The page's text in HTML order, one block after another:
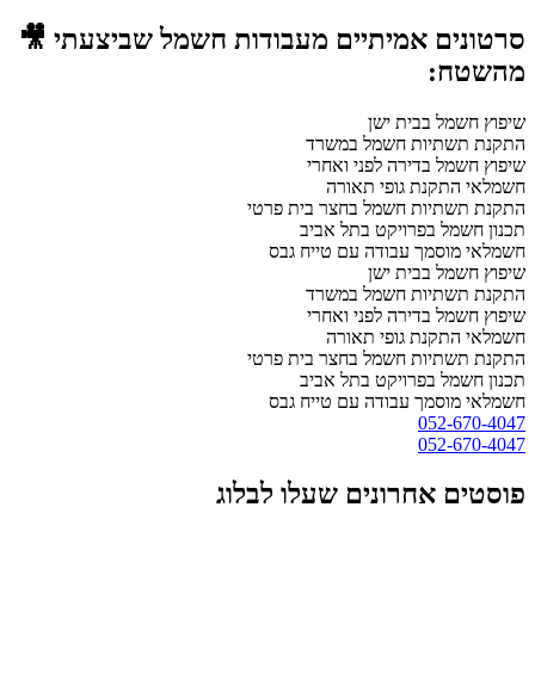
סרטונים אמיתיים מעבודות חשמל שביצעתי 🎥
מהשטח:
שיפוץ חשמל בבית ישן
התקנת תשתיות חשמל במשרד
שיפוץ חשמל בדירה לפני ואחרי
חשמלאי התקנת גופי תאורה
התקנת תשתיות חשמל בחצר בית פרטי
תכנון חשמל בפרויקט בתל אביב
חשמלאי מוסמך עבודה עם טייח גבס
שיפוץ חשמל בבית ישן
התקנת תשתיות חשמל במשרד
שיפוץ חשמל בדירה לפני ואחרי
חשמלאי התקנת גופי תאורה
התקנת תשתיות חשמל בחצר בית פרטי
תכנון חשמל בפרויקט בתל אביב
חשמלאי מוסמך עבודה עם טייח גבס
052-670-4047
052-670-4047
פוסטים אחרונים שעלו לבלוג